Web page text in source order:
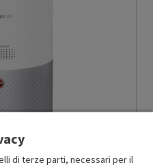
di terze parti, necessari per il